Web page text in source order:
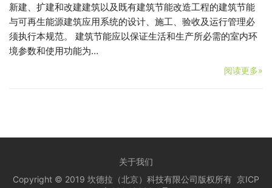
新建、扩建和改建建筑以及既有建筑节能改造工程的建筑节能
与可再生能源建筑应用系统的设计、施工、验收及运行管理必
须执行本规范。 建筑节能应以保证生活和生产所必需的室内环
境参数和使用功能为…
阅读更多»
关于我们
Copyright © 2019 坎德拉（北京）科技有限公司版权所有 京ICP